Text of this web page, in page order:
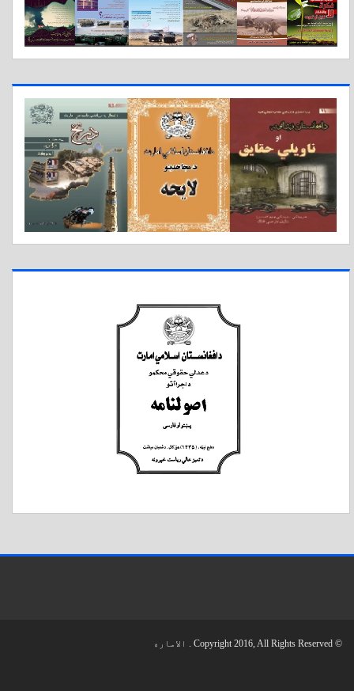
© Copyright 2016, All Rights Reserved . الاماره